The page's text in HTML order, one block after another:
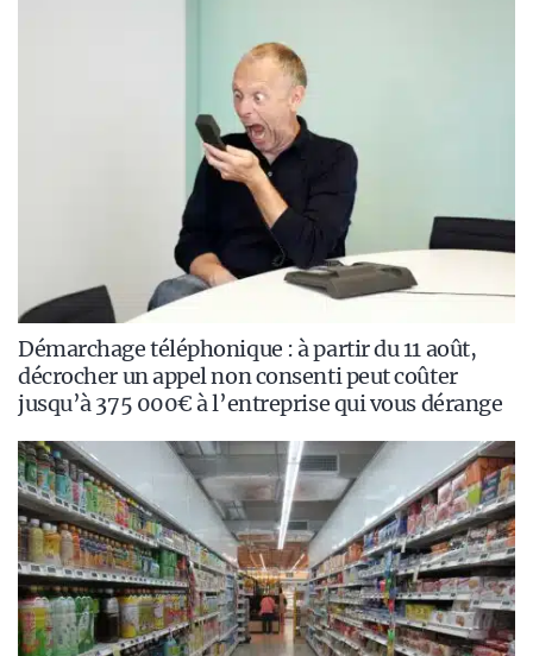
Démarchage téléphonique : à partir du 11 août,
décrocher un appel non consenti peut coûter
jusqu’à 375 000€ à l’entreprise qui vous dérange